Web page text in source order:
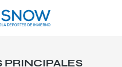
PRINCIPALES